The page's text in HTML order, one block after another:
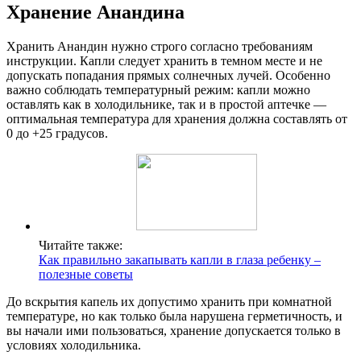
Хранение Анандина
Хранить Анандин нужно строго согласно требованиям
инструкции. Капли следует хранить в темном месте и не
допускать попадания прямых солнечных лучей. Особенно
важно соблюдать температурный режим: капли можно
оставлять как в холодильнике, так и в простой аптечке —
оптимальная температура для хранения должна составлять от
0 до +25 градусов.
Читайте также:
Как правильно закапывать капли в глаза ребенку –
полезные советы
До вскрытия капель их допустимо хранить при комнатной
температуре, но как только была нарушена герметичность, и
вы начали ими пользоваться, хранение допускается только в
условиях холодильника.